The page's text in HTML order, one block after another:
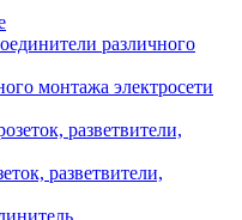
различного
монтажа электросети
разветвители,